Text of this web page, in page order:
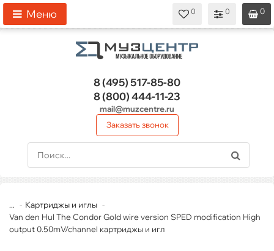
0
0
0
Меню
8 (495)517-85-80
8 (800)444-11-23
mail@muzcentre.ru
Заказать звонок
...
Картриджы и иглы
Van den Hul The Condor Gold wire version SPED modification High
output 0.50mV/channel картриджы и игл